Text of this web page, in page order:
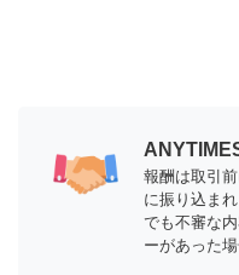
報酬は取引
に振り込ま
でも不審な
ーがあった